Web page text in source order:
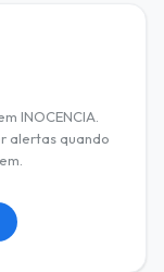
INOCENCIA.
alertas quando